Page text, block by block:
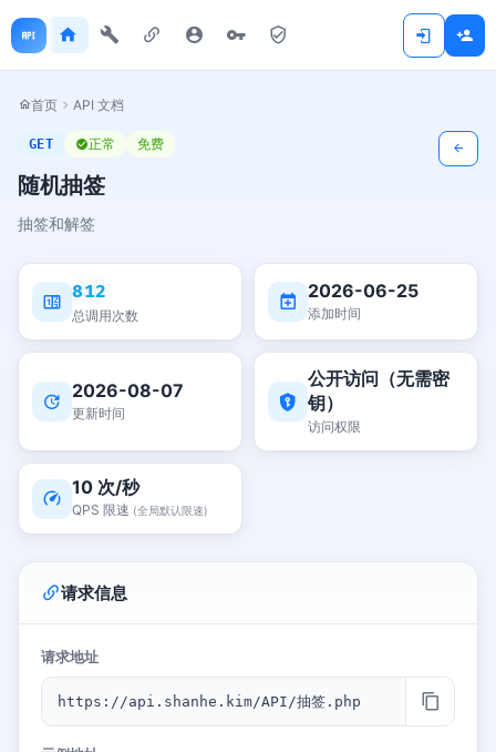
首页 API 文档
GET 正常 免费
随机抽签
抽签和解签
812
总调用次数
2026-06-25
添加时间
2026-08-07
更新时间
公开访问（无需密
钥）
访问权限
10 次/秒
QPS 限速 (全局默认限速)
请求信息
请求地址
https://api.shanhe.kim/API/抽签.php